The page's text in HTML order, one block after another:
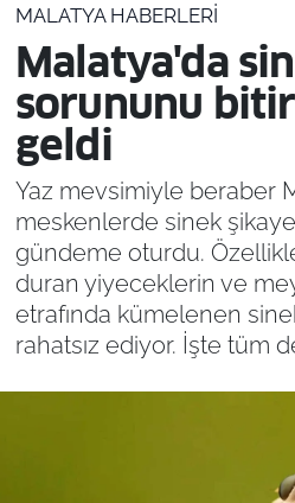
MALATYA HABERLERI
Malatya'da
sorununu
geldi
Yaz mevsimiyle beraber
meskenlerde sinek
gündeme oturdu.
duran yiyeceklerin ve
etrafında kümelenen
rahatsız ediyor. İşte tüm
Resmi İlanlar
Son Dakika Haberleri
Haber Arşivi